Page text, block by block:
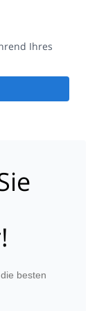
Ihres
besten